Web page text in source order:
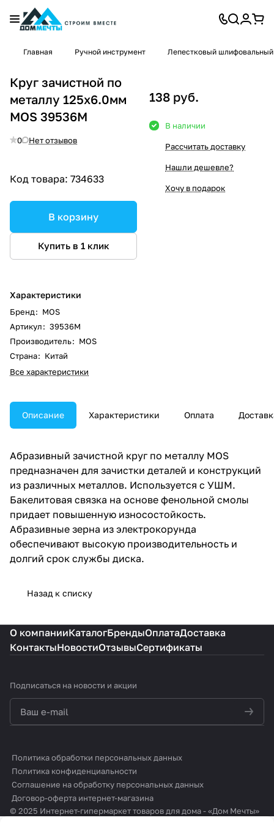
Главная Ручной инструмент Лепестковый шлифовальный
Круг зачистной по
металлу 125х6.0мм
MOS 39536М
0 Нет отзывов
Код товара: 734633
В корзину
Купить в 1 клик
Характеристики
Бренд: MOS
Артикул: 39536М
Производитель: MOS
Страна: Китай
Все характеристики
138 руб.
В наличии
Рассчитать доставку
Нашли дешевле?
Хочу в подарок
Описание Характеристики Оплата
Абразивный зачистной круг по металлу MOS
предназначен для зачистки деталей и конструкций
из различных металлов. Используется с УШМ.
Бакелитовая связка на основе фенольной смолы
придает повышенную износостойкость.
Абразивные зерна из электрокорунда
обеспечивают высокую производительность и
долгий срок службы диска.
Назад к списку
О компанииКаталогБрендыОплатаДоставка
КонтактыНовостиОтзывыСертификаты
Подписаться на новости и акции
Политика обработки персональных данных
Политика конфиденциальности
Соглашение на обработку персональных данных
Договор-оферта интернет-магазина
© 2025 Интернет-гипермаркет товаров для дома - «Дом Мечты»